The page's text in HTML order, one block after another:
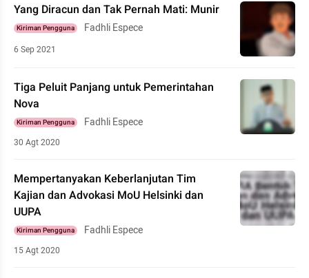
Yang Diracun dan Tak Pernah Mati: Munir
Kiriman Pengguna Fadhli Espece
6 Sep 2021
Tiga Peluit Panjang untuk Pemerintahan
Nova
Kiriman Pengguna Fadhli Espece
30 Agt 2020
Mempertanyakan Keberlanjutan Tim
Kajian dan Advokasi MoU Helsinki dan
UUPA
Kiriman Pengguna Fadhli Espece
15 Agt 2020